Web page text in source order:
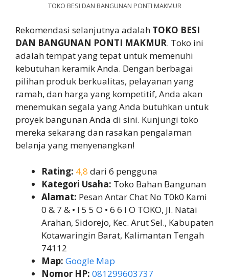
TOKO BESI DAN BANGUNAN PONTI MAKMUR
Rekomendasi selanjutnya adalah TOKO BESI
DAN BANGUNAN PONTI MAKMUR. Toko ini
adalah tempat yang tepat untuk memenuhi
kebutuhan keramik Anda. Dengan berbagai
pilihan produk berkualitas, pelayanan yang
ramah, dan harga yang kompetitif, Anda akan
menemukan segala yang Anda butuhkan untuk
proyek bangunan Anda di sini. Kunjungi toko
mereka sekarang dan rasakan pengalaman
belanja yang menyenangkan!
Rating: 4,8 dari 6 pengguna
Kategori Usaha: Toko Bahan Bangunan
Alamat: Pesan Antar Chat No T0k0 Kami
0 & 7 & • I 5 5 O • 6 6 I O TOKO, Jl. Natai
Arahan, Sidorejo, Kec. Arut Sel., Kabupaten
Kotawaringin Barat, Kalimantan Tengah
74112
Map: Google Map
Nomor HP: 081299603737